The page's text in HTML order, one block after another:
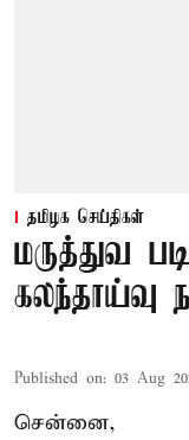
தமிழக செய்திகள்
மருத்துவ
கலந்தாய்வு
Published on: 03 Aug
சென்னை,